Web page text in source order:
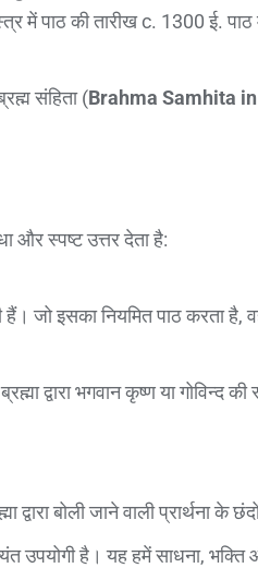
में पाठ की तारीख c. 1300 ई.
संहिता (Brahma Samhita
और स्पष्ट उत्तर देता है:
जो इसका नियमित पाठ करता है,
द्वारा भगवान कृष्ण या गोविन्द की
बोली जाने वाली प्रार्थना के
उपयोगी है। यह हमें साधना, भक्ति